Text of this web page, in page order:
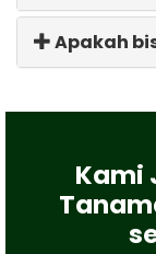
Apakah
Kami